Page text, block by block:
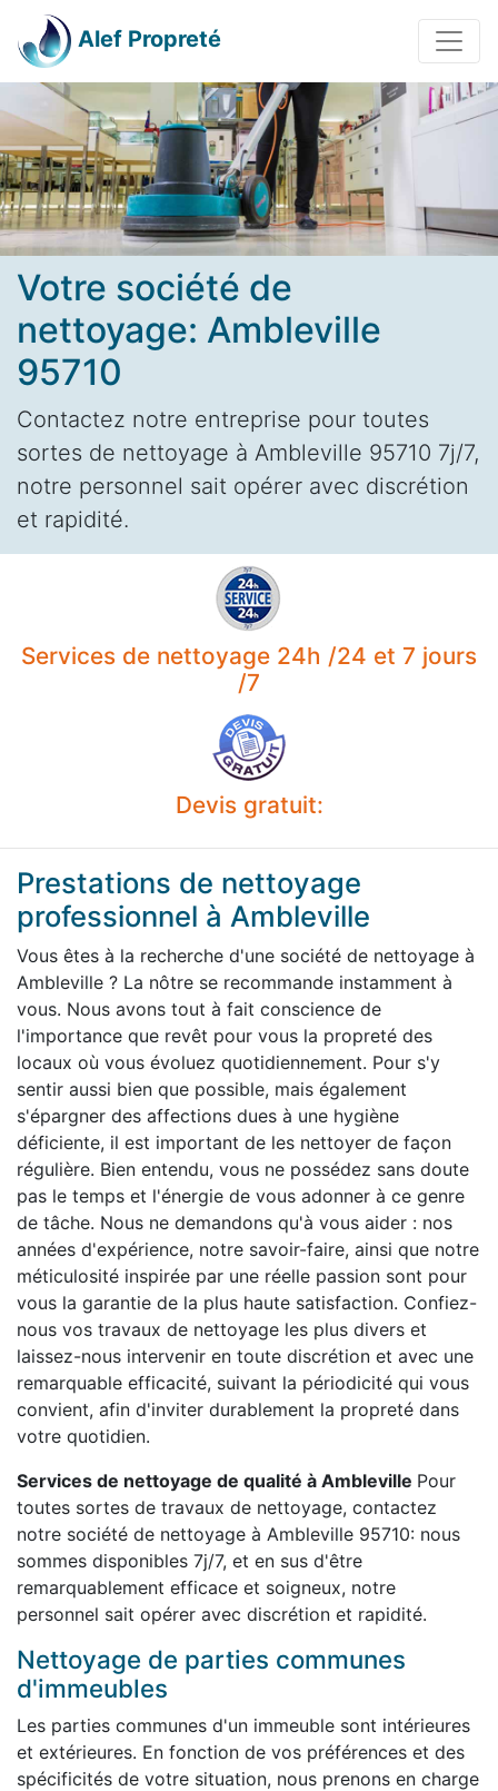
Alef Propreté
Votre société de
nettoyage: Ambleville
95710
Contactez notre entreprise pour toutes
sortes de nettoyage à Ambleville 95710 7j/7,
notre personnel sait opérer avec discrétion
et rapidité.
Services de nettoyage 24h /24 et 7 jours
/7
Devis gratuit:
Prestations de nettoyage
professionnel à Ambleville
Vous êtes à la recherche d'une société de nettoyage à
Ambleville ? La nôtre se recommande instamment à
vous. Nous avons tout à fait conscience de
l'importance que revêt pour vous la propreté des
locaux où vous évoluez quotidiennement. Pour s'y
sentir aussi bien que possible, mais également
s'épargner des affections dues à une hygiène
déficiente, il est important de les nettoyer de façon
régulière. Bien entendu, vous ne possédez sans doute
pas le temps et l'énergie de vous adonner à ce genre
de tâche. Nous ne demandons qu'à vous aider : nos
années d'expérience, notre savoir-faire, ainsi que notre
méticulosité inspirée par une réelle passion sont pour
vous la garantie de la plus haute satisfaction. Confiez-
nous vos travaux de nettoyage les plus divers et
laissez-nous intervenir en toute discrétion et avec une
remarquable efficacité, suivant la périodicité qui vous
convient, afin d'inviter durablement la propreté dans
votre quotidien.
Services de nettoyage de qualité à Ambleville Pour
toutes sortes de travaux de nettoyage, contactez
notre société de nettoyage à Ambleville 95710: nous
sommes disponibles 7j/7, et en sus d'être
remarquablement efficace et soigneux, notre
personnel sait opérer avec discrétion et rapidité.
Nettoyage de parties communes
d'immeubles
Les parties communes d'un immeuble sont intérieures
et extérieures. En fonction de vos préférences et des
spécificités de votre situation, nous prenons en charge